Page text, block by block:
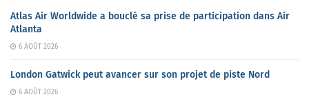
Atlas Air Worldwide a bouclé sa prise de participation dans Air
Atlanta
6 AOÛT 2026
London Gatwick peut avancer sur son projet de piste Nord
6 AOÛT 2026